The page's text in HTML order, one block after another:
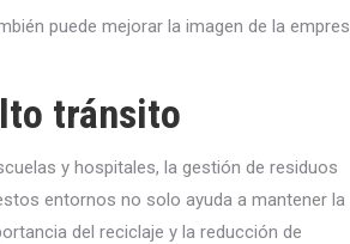
puede mejorar la imagen de la
tránsito
y hospitales, la gestión de residuos
entornos no solo ayuda a mantener la
del reciclaje y la reducción de